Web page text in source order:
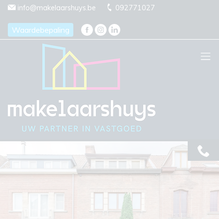
Menu overslaan en naar de inhoud gaan
info@makelaarshuys.be 092771027
Waardebepaling